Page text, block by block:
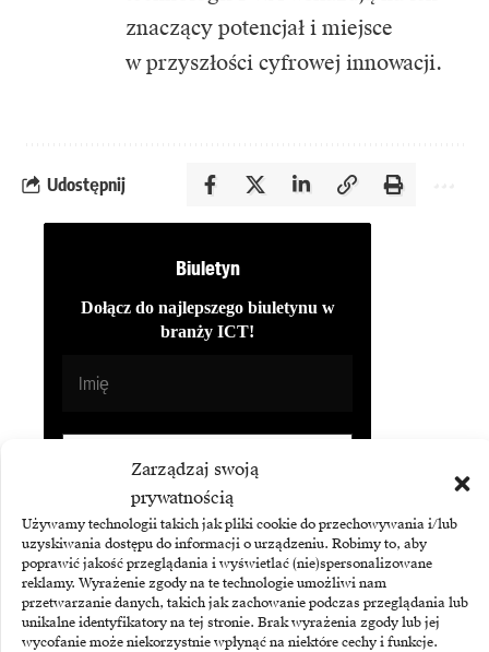
Zarządzaj swoją
prywatnością
Używamy technologii takich jak pliki cookie do przechowywania i/lub
uzyskiwania dostępu do informacji o urządzeniu. Robimy to, aby
poprawić jakość przeglądania i wyświetlać (nie)spersonalizowane
reklamy. Wyrażenie zgody na te technologie umożliwi nam
przetwarzanie danych, takich jak zachowanie podczas przeglądania lub
unikalne identyfikatory na tej stronie. Brak wyrażenia zgody lub jej
wycofanie może niekorzystnie wpłynąć na niektóre cechy i funkcje.
znaczący potencjał i miejsce
w przyszłości cyfrowej innowacji.
Udostępnij
Biuletyn
Dołącz do najlepszego biuletynu w
branży ICT!
Subskrybując Biuletyn Brandsit
akceptujesz nasząpolitykę